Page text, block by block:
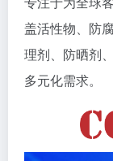
盖活性物、防
理剂、防晒剂
多元化需求。